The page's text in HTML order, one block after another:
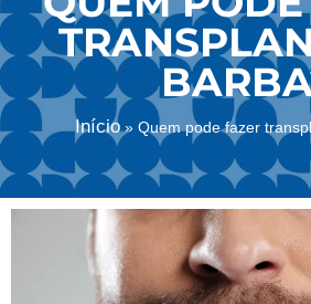
Início» Quem pode fazer